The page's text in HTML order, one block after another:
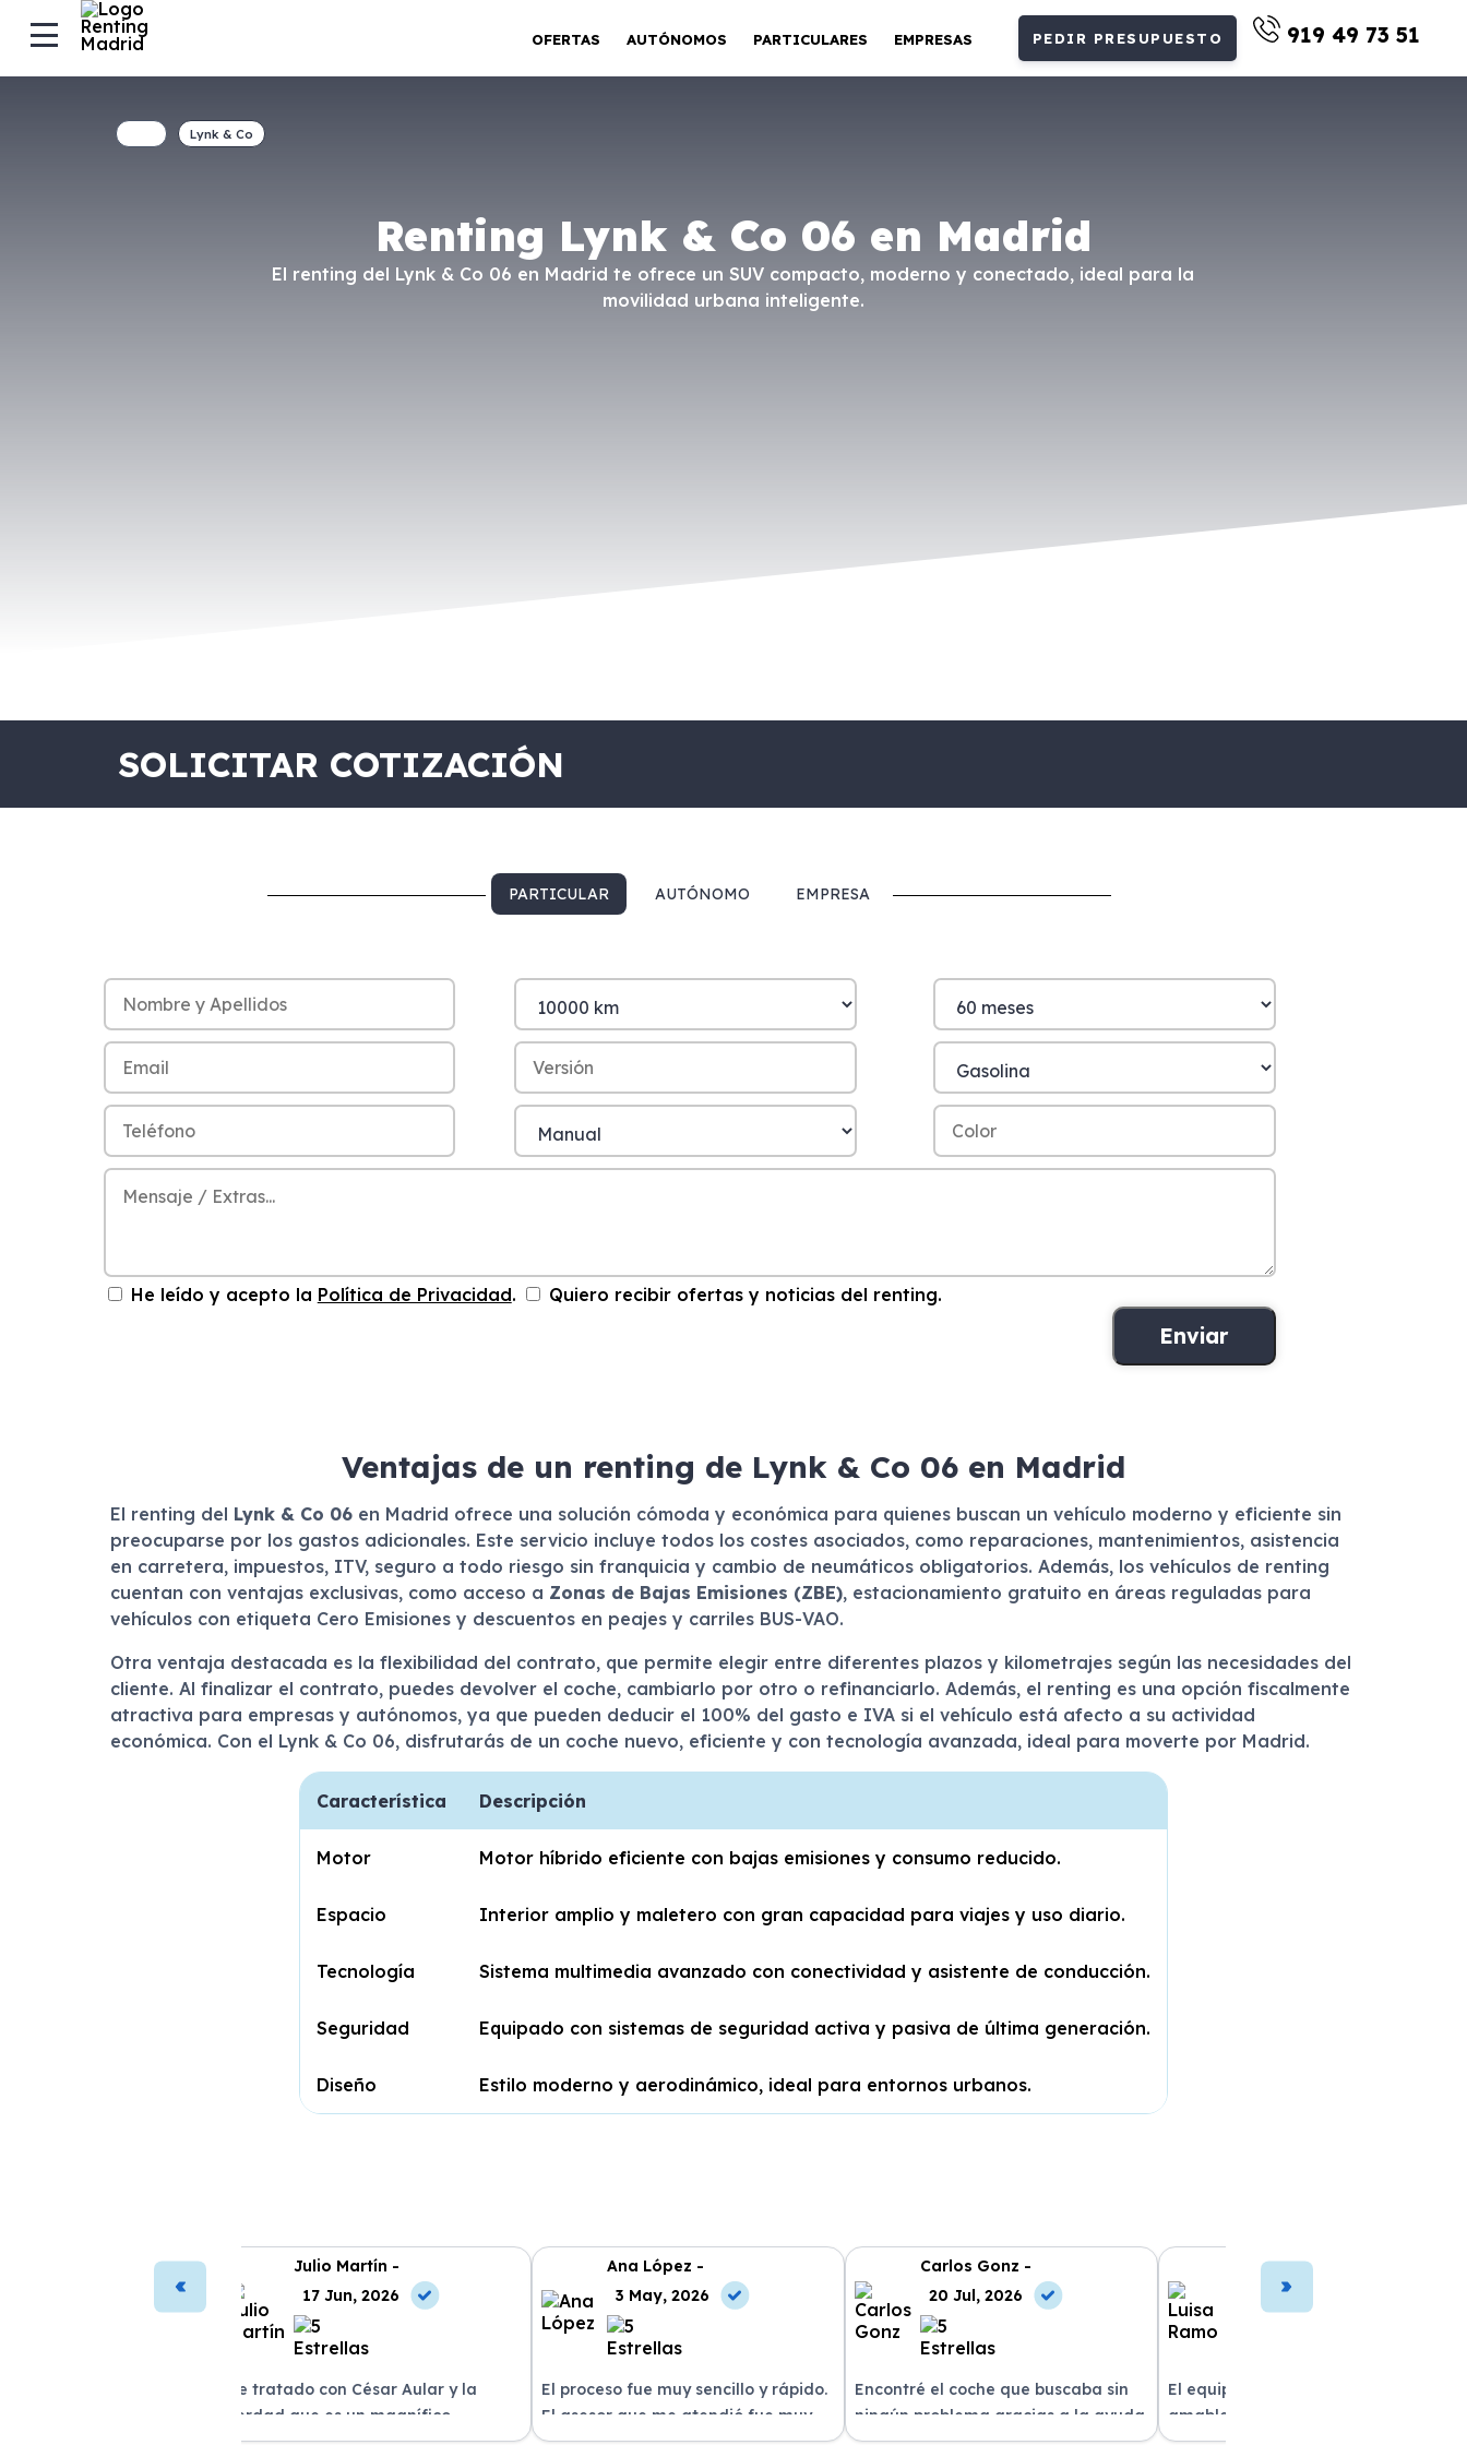
OFERTAS AUTÓNOMOS PARTICULARES EMPRESAS PEDIR PRESUPUESTO 919 49 73 51
Renting Lynk & Co 06 en Madrid
El renting del Lynk & Co 06 en Madrid te ofrece un SUV compacto, moderno y conectado, ideal para la
movilidad urbana inteligente.
Lynk & Co
SOLICITAR COTIZACIÓN
PARTICULAR AUTÓNOMO EMPRESA
He leído y acepto la Política de Privacidad. Quiero recibir ofertas y noticias del renting.
Ventajas de un renting de Lynk & Co 06 en Madrid
El renting del Lynk & Co 06en Madrid ofrece una solución cómoda y económica para quienes buscan un vehículo moderno y eficiente sin
preocuparse por los gastos adicionales. Este servicio incluye todos los costes asociados, como reparaciones, mantenimientos, asistencia
en carretera, impuestos, ITV, seguro a todo riesgo sin franquicia y cambio de neumáticos obligatorios. Además, los vehículos de renting
cuentan con ventajas exclusivas, como acceso a Zonas de Bajas Emisiones (ZBE), estacionamiento gratuito en áreas reguladas para
vehículos con etiqueta Cero Emisiones y descuentos en peajes y carriles BUS-VAO.
Otra ventaja destacada es la flexibilidad del contrato, que permite elegir entre diferentes plazos y kilometrajes según las necesidades del
cliente. Al finalizar el contrato, puedes devolver el coche, cambiarlo por otro o refinanciarlo. Además, el renting es una opción fiscalmente
atractiva para empresas y autónomos, ya que pueden deducir el 100% del gasto e IVA si el vehículo está afecto a su actividad
económica. Con el Lynk & Co 06, disfrutarás de un coche nuevo, eficiente y con tecnología avanzada, ideal para moverte por Madrid.
Característica Descripción
Motor Motor híbrido eficiente con bajas emisiones y consumo reducido.
Espacio Interior amplio y maletero con gran capacidad para viajes y uso diario.
Tecnología Sistema multimedia avanzado con conectividad y asistente de conducción.
Seguridad Equipado con sistemas de seguridad activa y pasiva de última generación.
Diseño Estilo moderno y aerodinámico, ideal para entornos urbanos.
Julio Martín -
17 Jun, 2026
He tratado con César Aular y la
verdad que es un magnífico
Ana López -
3 May, 2026
El proceso fue muy sencillo y rápido.
El asesor que me atendió fue muy
Carlos Gonz -
20 Jul, 2026
Encontré el coche que buscaba sin
ningún problema gracias a la ayuda
Luisa Ramo -
10 May, 2026
El equipo fue muy profesional y
amable durante todo el proceso. La